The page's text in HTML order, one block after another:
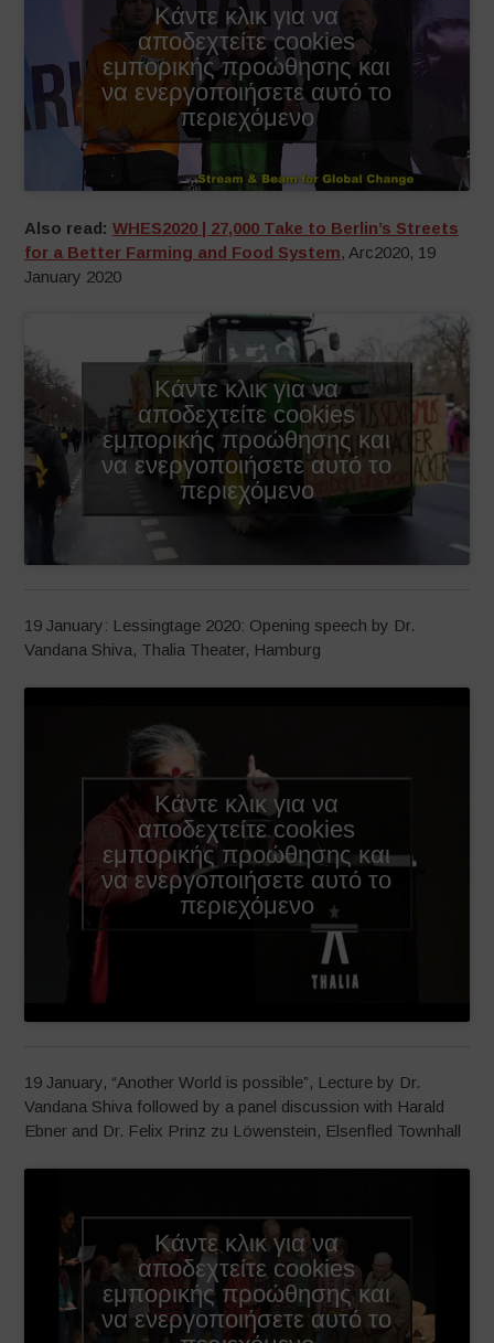
Κάντε κλικ για να
αποδεχτείτε cookies
εμπορικής προώθησης και
να ενεργοποιήσετε αυτό το
περιεχόμενο
Also read:WHES2020 | 27,000 Take to Berlin’s Streets
for a Better Farming and Food System, Arc2020, 19
January 2020
Κάντε κλικ για να
αποδεχτείτε cookies
εμπορικής προώθησης και
να ενεργοποιήσετε αυτό το
περιεχόμενο
19 January: Lessingtage 2020: Opening speech by Dr.
Vandana Shiva, Thalia Theater, Hamburg
Κάντε κλικ για να
αποδεχτείτε cookies
εμπορικής προώθησης και
να ενεργοποιήσετε αυτό το
περιεχόμενο
19 January, “Another World is possible”, Lecture by Dr.
Vandana Shiva followed by a panel discussion with Harald
Ebner and Dr. Felix Prinz zu Löwenstein, Elsenfled Townhall
Κάντε κλικ για να
αποδεχτείτε cookies
εμπορικής προώθησης και
να ενεργοποιήσετε αυτό το